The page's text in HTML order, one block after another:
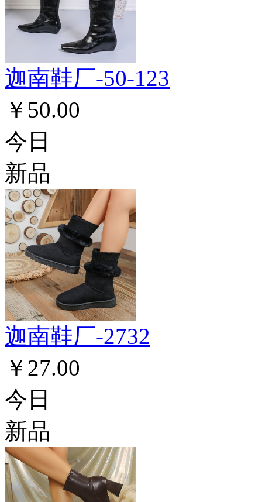
迦南鞋厂-50-123
￥50.00
今日
新品
迦南鞋厂-2732
￥27.00
今日
新品